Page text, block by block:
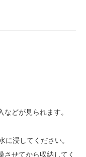
などが見られます。
に浸してください。
させてから収納してく